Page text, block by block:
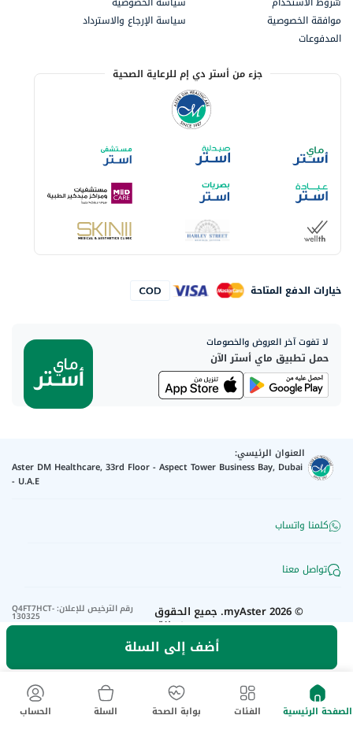
أضف إلى السلة
موافقة الخصوصية
سياسة الإرجاع والاسترداد
المدفوعات
جزء من أستر دي إم للرعاية الصحية
خيارات الدفع المتاحة
لا تفوت آخر العروض والخصومات
حمل تطبيق ماي أستر الآن
العنوان الرئيسي:
Aster DM Healthcare, 33rd Floor - Aspect Tower Business Bay, Dubai
- U.A.E
كلمنا واتساب
تواصل معنا
©
2026
myAster. جميع الحقوق
محفوظة.
رقم الترخيص للإعلان:
Q4FT7HCT-
130325
الصفحة الرئيسية الفئات بوابة الصحة السلة الحساب